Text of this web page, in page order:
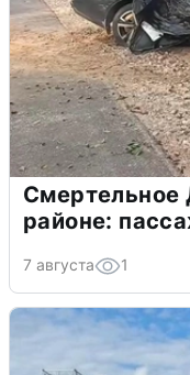
Смертельное
районе:
7 августа 1